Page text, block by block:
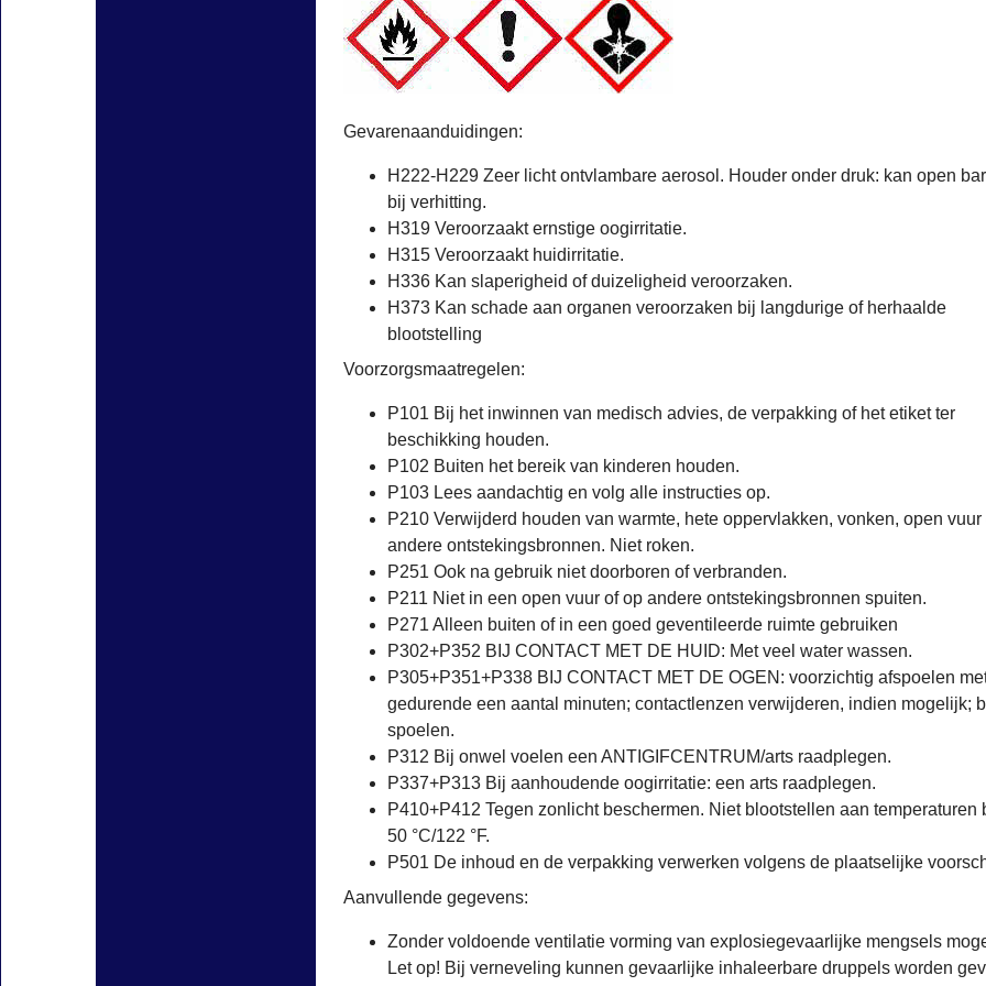
Gevarenaanduidingen:
H222-H229 Zeer licht ontvlambare aerosol. Houder onder druk: kan open
bij verhitting.
H319 Veroorzaakt ernstige oogirritatie.
H315 Veroorzaakt huidirritatie.
H336 Kan slaperigheid of duizeligheid veroorzaken.
H373 Kan schade aan organen veroorzaken bij langdurige of herhaalde
blootstelling
Voorzorgsmaatregelen:
P101 Bij het inwinnen van medisch advies, de verpakking of het etiket ter
beschikking houden.
P102 Buiten het bereik van kinderen houden.
P103 Lees aandachtig en volg alle instructies op.
P210 Verwijderd houden van warmte, hete oppervlakken, vonken, open vuur
andere ontstekingsbronnen. Niet roken.
P251 Ook na gebruik niet doorboren of verbranden.
P211 Niet in een open vuur of op andere ontstekingsbronnen spuiten.
P271 Alleen buiten of in een goed geventileerde ruimte gebruiken
P302+P352 BIJ CONTACT MET DE HUID: Met veel water wassen.
P305+P351+P338 BIJ CONTACT MET DE OGEN: voorzichtig afspoelen
gedurende een aantal minuten; contactlenzen verwijderen, indien mogelijk;
spoelen.
P312 Bij onwel voelen een ANTIGIFCENTRUM/arts raadplegen.
P337+P313 Bij aanhoudende oogirritatie: een arts raadplegen.
P410+P412 Tegen zonlicht beschermen. Niet blootstellen aan temperaturen
50 °C/122 °F.
P501 De inhoud en de verpakking verwerken volgens de plaatselijke
Aanvullende gegevens:
Zonder voldoende ventilatie vorming van explosiegevaarlijke mengsels
Let op! Bij verneveling kunnen gevaarlijke inhaleerbare druppels worden